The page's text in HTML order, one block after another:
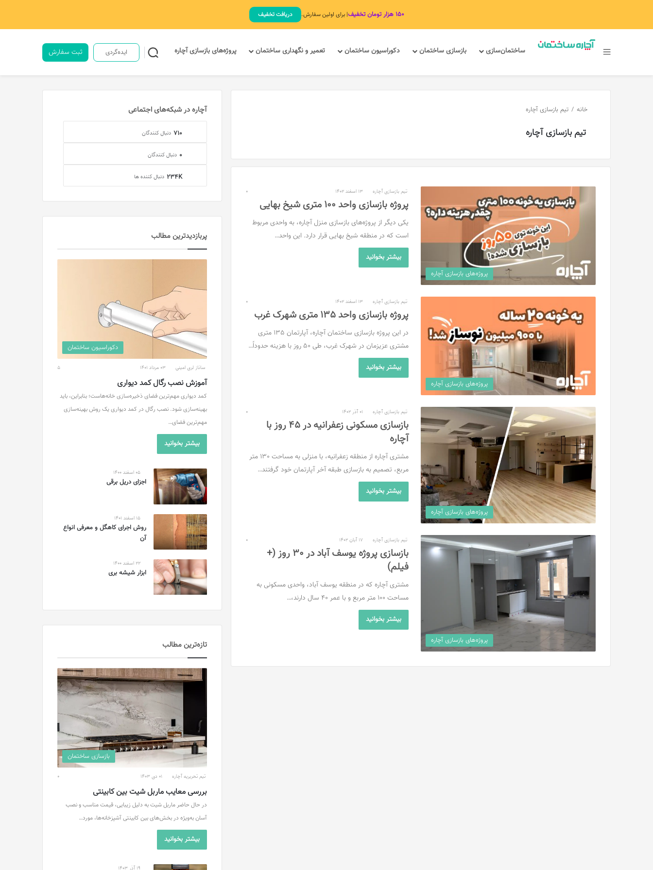
۱۵۰ هزار تومان تخفیف | برای اولین سفارش. دریافت تخفیف
سایدبار ساختمان‌سازی بازسازی ساختمان دکوراسیون ساختمان تعمیر و نگهداری ساختمان پروژه‌های بازسازی آچاره
برای
ایده‌گردی ثبت سفارش
خانه / تیم بازسازی آچاره
تیم بازسازی آچاره
پروژه‌های بازسازی آچاره
تیم بازسازی آچاره 13 اسفند 1402 0
پروژه بازسازی واحد 100 متری شیخ بهایی
یکی دیگر از پروژه‌های بازسازی منزل آچاره، به واحدی مربوط
است که در منطقه شیخ بهایی قرار دارد. این واحد…
بیشتر بخوانید
پروژه‌های بازسازی آچاره
تیم بازسازی آچاره 13 اسفند 1402 0
پروژه بازسازی واحد 135 متری شهرک غرب
در این پروژه بازسازی ساختمان آچاره، آپارتمان 135 متری
مشتری عزیزمان در شهرک غرب، طی 50 روز با هزینه حدوداً…
بیشتر بخوانید
پروژه‌های بازسازی آچاره
تیم بازسازی آچاره 01 آذر 1402 0
بازسازی مسکونی زعفرانیه در ۴۵ روز با
آچاره
مشتری آچاره از منطقه زعفرانیه، با منزلی به مساحت 130 متر
مربع، تصمیم به بازسازی طبقه آخر آپارتمان خود گرفتند…
بیشتر بخوانید
پروژه‌های بازسازی آچاره
تیم بازسازی آچاره 17 آبان 1402 0
بازسازی پروژه یوسف آباد در 30 روز (+
فیلم)
مشتری آچاره که در منطقه یوسف آباد،‌ واحدی مسکونی به
مساحت 100 متر مربع و با عمر 40 سال دارند،…
بیشتر بخوانید
آچاره در شبکه‌های اجتماعی
710 دنبال کنندگان
0 دنبال کنندگان
234K دنبال کننده ها
پربازدید‌ترین مطالب
دکوراسیون ساختمان
ساناز لری امینی 03 مرداد 1401 5
آموزش نصب رگال کمد دیواری
کمد دیواری مهم‌ترین فضای ذخیره‌سازی خانه‌هاست؛ بنابراین، باید
بهینه‌سازی شود. نصب رگال در کمد دیواری یک روش بهینه‌سازی
مهم‌ترین فضای…
بیشتر بخوانید
05 اسفند 1400
اجزای دریل برقی
15 اسفند 1401
روش اجرای کاهگل و معرفی انواع
آن
22 اسفند 1400
ابزار شیشه بری
تازه‌ترین مطالب
بازسازی ساختمان
تیم تحریریه آچاره 01 دی 1403 0
بررسی معایب ماربل شیت بین کابینتی
در حال حاضر ماربل شیت به دلیل زیبایی، قیمت مناسب و نصب
آسان به‌ویژه در بخش‌های بین کابینتی آشپزخانه‌ها، مورد…
بیشتر بخوانید
19 آذر 1403